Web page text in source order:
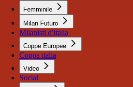
Femminile
Milan Futuro
Milanisti d'Italia
Coppe Europee
Coppa italia
Video
Social